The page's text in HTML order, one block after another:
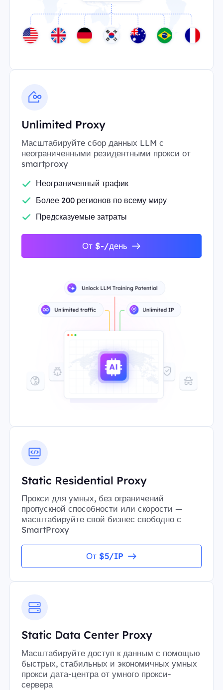
Unlimited Proxy
Масштабируйте сбор данных LLM с
неограниченными резидентными прокси от
smartproxy
Неограниченный трафик
Более 200 регионов по всему миру
Предсказуемые затраты
От $-/день
Static Residential Proxy
Прокси для умных, без ограничений
пропускной способности или скорости —
масштабируйте свой бизнес свободно с
SmartProxy
От $5/IP
Static Data Center Proxy
Масштабируйте доступ к данным с помощью
быстрых, стабильных и экономичных умных
прокси дата-центра от умного прокси-
сервера